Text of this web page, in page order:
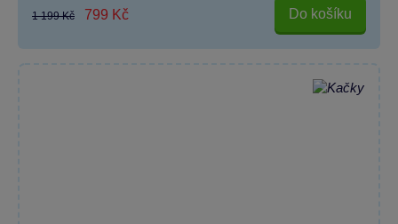
1 199 Kč 799 Kč Do košíku